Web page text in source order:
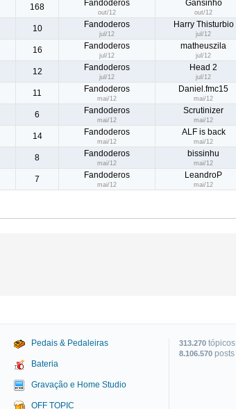
168 Fandoderos
out/12
Gansinho
out/12
10 Fandoderos
jul/12
Harry Thisturbio
jul/12
16 Fandoderos
jul/12
matheuszila
jul/12
12 Fandoderos
jul/12
Head 2
jul/12
11 Fandoderos
mai/12
Daniel.fmc15
mai/12
6 Fandoderos
mai/12
Scrutinizer
mai/12
14 Fandoderos
mai/12
ALF is back
mai/12
8 Fandoderos
mai/12
bissinhu
mai/12
7 Fandoderos
mai/12
LeandroP
mai/12
Pedais & Pedaleiras
Bateria
Gravação e Home Studio
OFF TOPIC
313.270 tópicos
8.106.570 posts